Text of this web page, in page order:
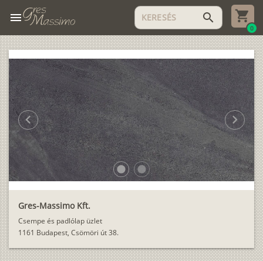
menu search
0
Gres-Massimo Kft.
Csempe és padlólap üzlet
1161 Budapest, Csömöri út 38.
lens lens
chevron_left chevron_right